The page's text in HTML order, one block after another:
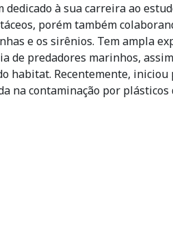
dedicado à sua carreira ao
porém também
e os sirênios. Tem ampla
de predadores marinhos,
habitat. Recentemente, iniciou
na contaminação por plásticos